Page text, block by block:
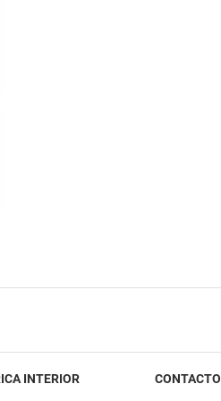
INTERIOR CONTACTO